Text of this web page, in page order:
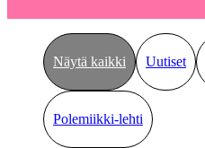
Näytä kaikki Uutiset
Polemiikki-lehti